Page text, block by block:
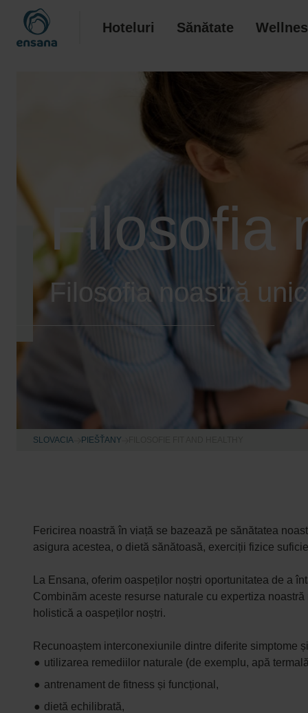
Hoteluri Sănătate
Filosofia
Filosofia noastră
SLOVACIA PIEŠŤANY
Fericirea noastră în viață se bazează pe sănătatea
asigura acestea, o dietă sănătoasă, exerciții fizice
La Ensana, oferim oaspeților noștri oportunitatea de a
Combinăm aceste resurse naturale cu expertiza
holistică a oaspeților noștri.
Recunoaștem interconexiunile dintre diferite simptome
utilizarea remediilor naturale (de exemplu, apă
antrenament de fitness și funcțional,
dietă echilibrată,